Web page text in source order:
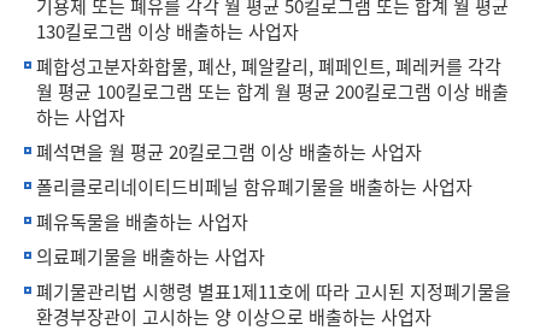
기용제 또는 폐유를 각각 월 평균 50킬로그램 또는 합계 월 평균
130킬로그램 이상 배출하는 사업자
폐합성고분자화합물, 폐산, 폐알칼리, 폐페인트, 폐레커를 각각
월 평균 100킬로그램 또는 합계 월 평균 200킬로그램 이상 배출
하는 사업자
폐석면을 월 평균 20킬로그램 이상 배출하는 사업자
폴리클로리네이티드비페닐 함유폐기물을 배출하는 사업자
폐유독물을 배출하는 사업자
의료폐기물을 배출하는 사업자
폐기물관리법 시행령 별표1제11호에 따라 고시된 지정폐기물을
환경부장관이 고시하는 양 이상으로 배출하는 사업자